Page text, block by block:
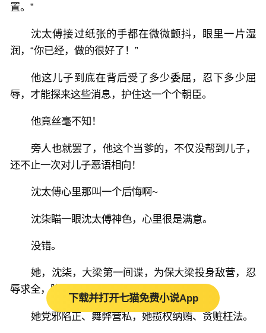
置。”
沈太傅接过纸张的手都在微微颤抖，眼里一片湿
润，“你已经，做的很好了！”
他这儿子到底在背后受了多少委屈，忍下多少屈
辱，才能探来这些消息，护住这一个个朝臣。
他竟丝毫不知！
旁人也就罢了，他这个当爹的，不仅没帮到儿子，
还不止一次对儿子恶语相向！
沈太傅心里那叫一个后悔啊~
沈柒瞄一眼沈太傅神色，心里很是满意。
没错。
她，沈柒，大梁第一间谍，为保大梁投身敌营，忍
辱求全，降志辱身！
她党邪陷正、舞弊营私，她揽权纳贿、贪赃枉法。
下载并打开七猫免费小说App